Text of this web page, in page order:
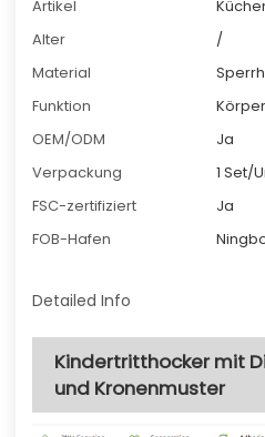
Artikel
Alter
/
Material
Funktion
OEM/ODM
Ja
Verpackung
1 Set/
FSC-zertifiziert
Ja
FOB-Hafen
Detailed Info
Kindertritthocker mit
und Kronenmuster